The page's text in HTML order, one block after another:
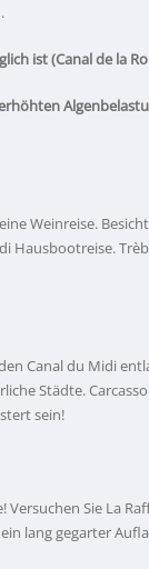
ist (Canal de la
Weinreise.
Hausbootreise.
Canal du Midi
Städte.
sein!
Sie La
lang gegarter